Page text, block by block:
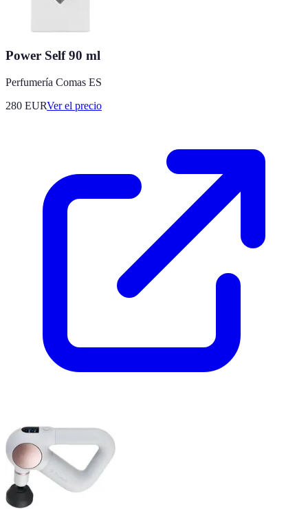
Power Self 90 ml
Perfumería Comas ES
280 EURVer el precio